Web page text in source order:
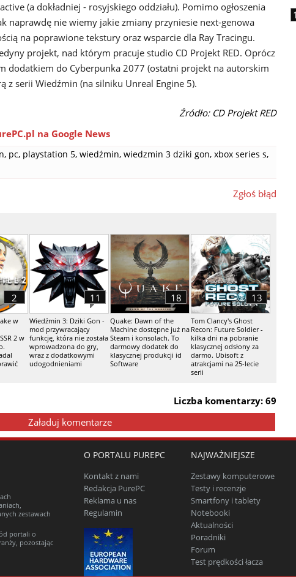
(a dokładniej - rosyjskiego oddziału). Pomimo ogłoszenia
naprawdę nie wiemy jakie zmiany przyniesie next-genowa
na poprawione tekstury oraz wsparcie dla Ray Tracingu.
projekt, nad którym pracuje studio CD Projekt RED. Oprócz
dodatkiem do Cyberpunka 2077 (ostatni projekt na autorskim
z serii Wiedźmin (na silniku Unreal Engine 5).
Źródło: CD Projekt RED
na Google News
, pc, playstation 5, wiedźmin, wiedzmin 3 dziki gon, xbox series s,
Zgłoś błąd
w
2 w
2
Wiedźmin 3: Dziki Gon -
mod przywracający
funkcję, która nie została
wprowadzona do gry,
wraz z dodatkowymi
udogodnieniami
11
Quake: Dawn of the
Machine dostępne już na
Steam i konsolach. To
darmowy dodatek do
klasycznej produkcji id
Software
18
Tom Clancy's Ghost
Recon: Future Soldier -
kilka dni na pobranie
klasycznej odsłony za
darmo. Ubisoft z
atrakcjami na 25-lecie
serii
13
Liczba komentarzy: 69
Załaduj komentarze
zestawach
portali o
pozostając
O PORTALU PUREPC
Kontakt z nami
Redakcja PurePC
Reklama u nas
Regulamin
NAJWAŻNIEJSZE
Zestawy komputerowe
Testy i recenzje
Smartfony i tablety
Notebooki
Aktualności
Poradniki
Forum
Test prędkości łacza